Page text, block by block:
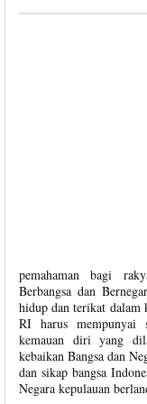
pemahaman bagi
Berbangsa dan
hidup dan terikat dalam
RI harus
kemauan diri yang
kebaikan Bangsa dan
dan sikap bangsa
Negara kepulauan